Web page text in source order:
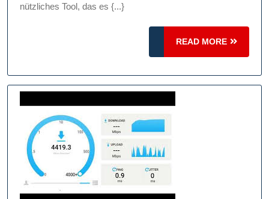
Sie
Ihre
nützliches Tool, das es {...}
READ MORE
READ
MORE